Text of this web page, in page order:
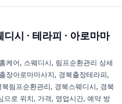
디시 · 테라피 · 아로마마
케어, 스웨디시, 림프순환관리 상세
장아로마마사지, 경북출장테라피,
림프순환관리, 경북스웨디시, 경북
으로 위치, 가격, 영업시간, 예약 방